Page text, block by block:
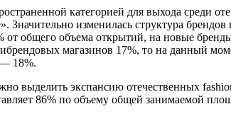
категорией для выхода среди
Значительно изменилась структура
от общего объема открытий, на новые
магазинов 17%, то на данный
— 18%.
выделить экспансию отечественных
86% по объему общей занимаемой